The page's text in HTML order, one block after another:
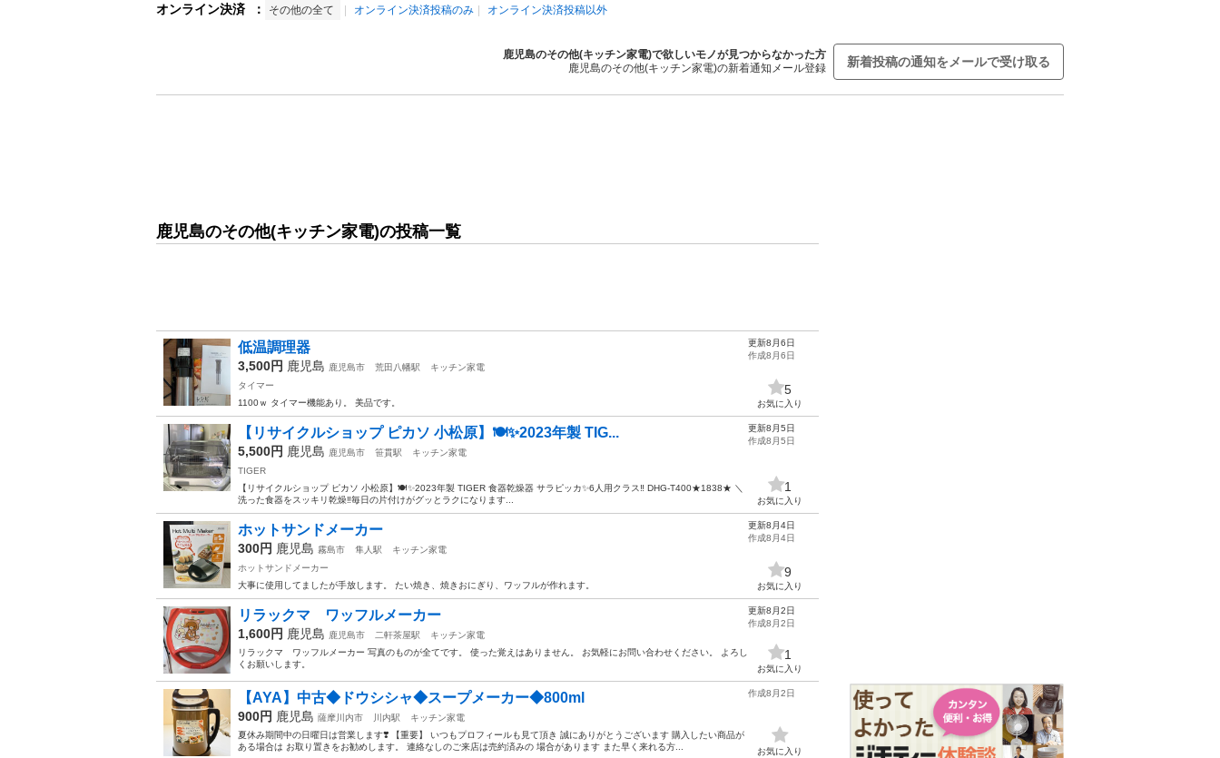
オンライン決済 ： その他の全て オンライン決済投稿のみ オンライン決済投稿以外
鹿児島のその他(キッチン家電)で欲しいモノが見つからなかった方
鹿児島のその他(キッチン家電)の新着通知メール登録
新着投稿の通知をメールで受け取る
鹿児島のその他(キッチン家電)の投稿一覧
低温調理器
3,500円 鹿児島 鹿児島市 荒田八幡駅
キッチン家電
タイマー
1100ｗ タイマー機能あり。 美品です。
更新8月6日
作成8月6日
5
お気に入り
【リサイクルショップ ピカソ 小松原】🍽️✨2023年製 TIG...
5,500円 鹿児島 鹿児島市 笹貫駅
キッチン家電
TIGER
【リサイクルショップ ピカソ 小松原】🍽️✨2023年製 TIGER 食器乾燥器 サラピッカ✨6人用クラス‼️ DHG-T400★1838★ ＼
洗った食器をスッキリ乾燥‼️毎日の片付けがグッとラクになります...
更新8月5日
作成8月5日
1
お気に入り
ホットサンドメーカー
300円 鹿児島 霧島市 隼人駅
キッチン家電
ホットサンドメーカー
大事に使用してましたが手放します。 たい焼き、焼きおにぎり、ワッフルが作れます。
更新8月4日
作成8月4日
9
お気に入り
リラックマ ワッフルメーカー
1,600円 鹿児島 鹿児島市 二軒茶屋駅
キッチン家電
リラックマ ワッフルメーカー 写真のものが全てです。 使った覚えはありません。 お気軽にお問い合わせください。 よろし
くお願いします。
更新8月2日
作成8月2日
1
お気に入り
【AYA】中古◆ドウシシャ◆スープメーカー◆800ml
900円 鹿児島 薩摩川内市 川内駅
キッチン家電
夏休み期間中の日曜日は営業します❣️ 【重要】 いつもプロフィールも見て頂き 誠にありがとうございます 購入したい商品が
ある場合は お取り置きをお勧めします。 連絡なしのご来店は売約済みの 場合があります また早く来れる方...
作成8月2日
お気に入り